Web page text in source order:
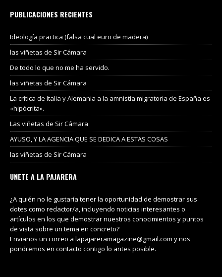
PUBLICACIONES RECIENTES
Ideología practica (falsa cual euro de madera)
las viñetas de Sir Cámara
De todo lo que no me ha servido.
las viñetas de Sir Cámara
La crítica de Italia y Alemania a la amnistía migratoria de España es
«hipócrita».
Las viñetas de Sir Cámara
AYUSO, Y LA AGENCIA QUE SE DEDICA A ESTAS COSAS
las viñetas de Sir Cámara
UNETE A LA PAJARERA
¿A quién no le gustaría tener la oportunidad de demostrar sus
dotes como redactor/a, incluyendo noticias interesantes o
artículos en los que demostrar nuestros conocimientos y puntos
de vista sobre un tema en concreto?
Envianos un correo a lapajareramagazine@gmail.com y nos
pondremos en contacto contigo lo antes posible.